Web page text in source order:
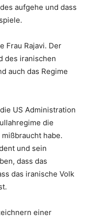
aufgehe und dass
Frau Rajavi. Der
des iranischen
auch das Regime
US Administration
die
habe.
und sein
dass das
das iranische Volk
einer